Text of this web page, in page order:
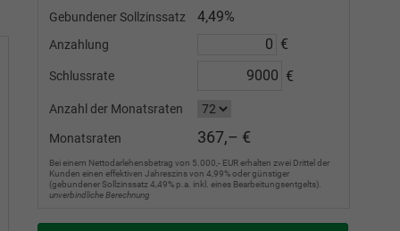
Gebundener Sollzinssatz 4,49%
Anzahlung €
Schlussrate €
Anzahl der Monatsraten
Monatsraten 367,– €
Bei einem Nettodarlehensbetrag von 5.000,- EUR erhalten zwei Drittel der
Kunden einen effektiven Jahreszins von 4,99% oder günstiger
(gebundener Sollzinssatz 4,49% p.a. inkl. eines Bearbeitungsentgelts).
unverbindliche Berechnung